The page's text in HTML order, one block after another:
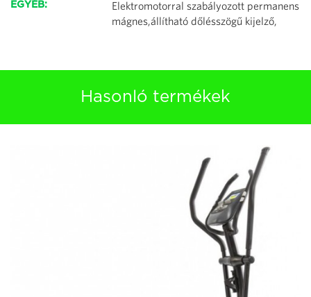
EGYÉB:
Elektromotorral szabályozott permanens
mágnes,állítható dőlésszögű kijelző,
Hasonló termékek